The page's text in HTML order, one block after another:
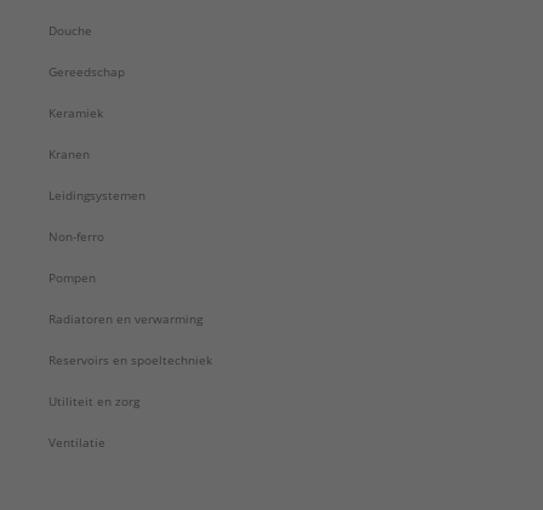
Douche
Gereedschap
Keramiek
Kranen
Leidingsystemen
Non-ferro
Pompen
Radiatoren en verwarming
Reservoirs en spoeltechniek
Utiliteit en zorg
Ventilatie